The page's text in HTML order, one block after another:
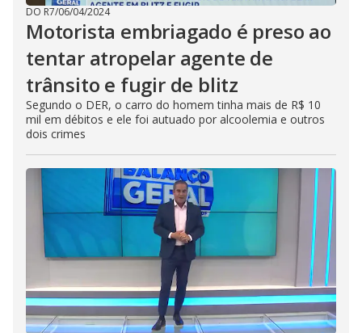
DO R7/06/04/2024
Motorista embriagado é preso ao
tentar atropelar agente de
trânsito e fugir de blitz
Segundo o DER, o carro do homem tinha mais de R$ 10
mil em débitos e ele foi autuado por alcoolemia e outros
dois crimes